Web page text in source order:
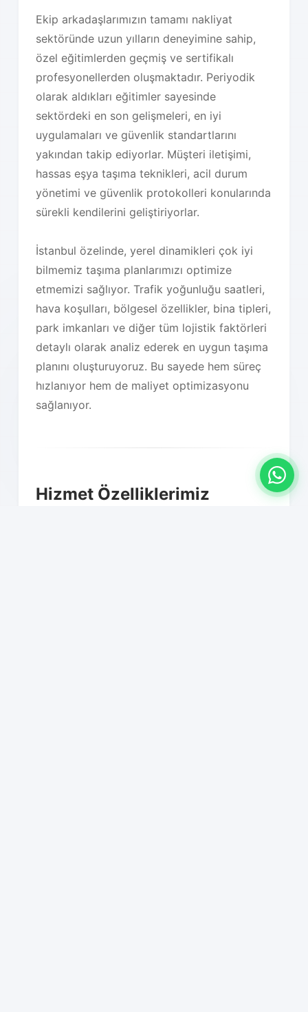
Ekip arkadaşlarımızın tamamı nakliyat
sektöründe uzun yılların deneyimine sahip,
özel eğitimlerden geçmiş ve sertifikalı
profesyonellerden oluşmaktadır. Periyodik
olarak aldıkları eğitimler sayesinde
sektördeki en son gelişmeleri, en iyi
uygulamaları ve güvenlik standartlarını
yakından takip ediyorlar. Müşteri iletişimi,
hassas eşya taşıma teknikleri, acil durum
yönetimi ve güvenlik protokolleri konularında
sürekli kendilerini geliştiriyorlar.
İstanbul özelinde, yerel dinamikleri çok iyi
bilmemiz taşıma planlarımızı optimize
etmemizi sağlıyor. Trafik yoğunluğu saatleri,
hava koşulları, bölgesel özellikler, bina tipleri,
park imkanları ve diğer tüm lojistik faktörleri
detaylı olarak analiz ederek en uygun taşıma
planını oluşturuyoruz. Bu sayede hem süreç
hızlanıyor hem de maliyet optimizasyonu
sağlanıyor.
Hizmet Özelliklerimiz